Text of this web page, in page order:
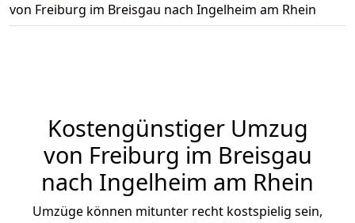
von Freiburg im Breisgau nach Ingelheim am Rhein
Kostengünstiger Umzug
von Freiburg im Breisgau
nach Ingelheim am Rhein
Umzüge können mitunter recht kostspielig sein,